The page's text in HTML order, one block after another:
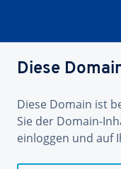
Diese
Diese Domain ist
Sie der Domain-
einloggen und auf